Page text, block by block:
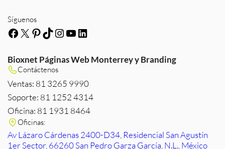
Síguenos
Facebook
X Pinterest
TikTok
Instagram
YouTube
LinkedIn
Bioxnet Páginas Web Monterrey y Branding
Contáctenos
Ventas: 81 3265 9990
Soporte: 81 1252 4314
Oficina: 81 1931 8464
Oficinas:
Av Lázaro Cárdenas 2400-D34, Residencial San Agustín
1er Sector, 66260 San Pedro Garza García, N.L., México